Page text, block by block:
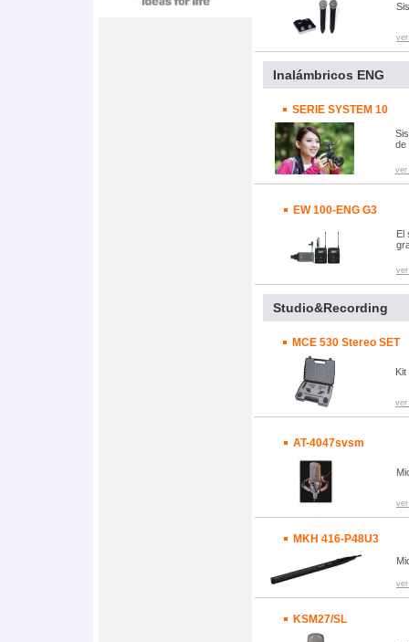
Inalámbricos ENG
SERIE SYSTEM 10
de
ver
EW 100-ENG G3
El
Studio&Recording
MCE 530 Stereo SET
ver
AT-4047svsm
MKH 416-P48U3
KSM27/SL